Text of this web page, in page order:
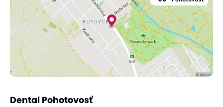
Dental Pohotovosť